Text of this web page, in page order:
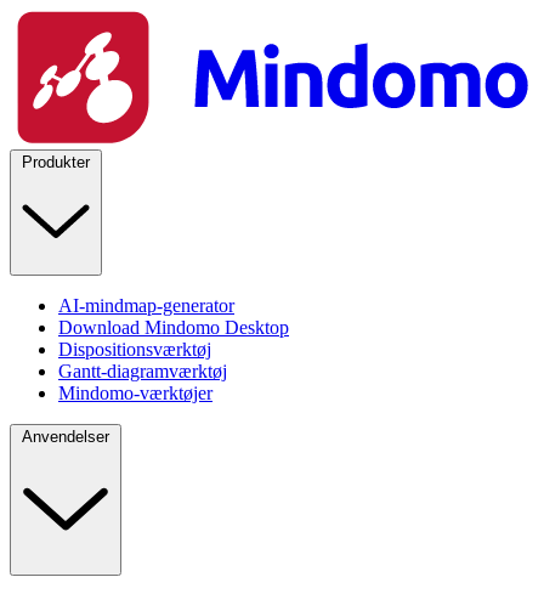
Produkter
AI-mindmap-generator
Download Mindomo Desktop
Dispositionsværktøj
Gantt-diagramværktøj
Mindomo-værktøjer
Anvendelser